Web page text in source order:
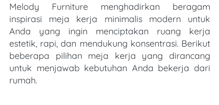
Melody Furniture menghadirkan beragam
inspirasi meja kerja minimalis modern untuk
Anda yang ingin menciptakan ruang kerja
estetik, rapi, dan mendukung konsentrasi. Berikut
beberapa pilihan meja kerja yang dirancang
untuk menjawab kebutuhan Anda bekerja dari
rumah.